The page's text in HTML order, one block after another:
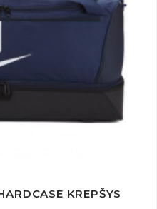
KREPŠYS